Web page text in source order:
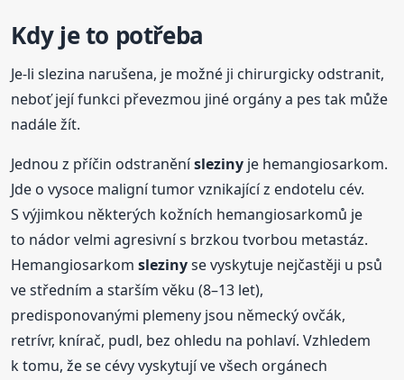
Kdy je to potřeba
Je-li slezina narušena, je možné ji chirurgicky odstranit,
neboť její funkci převezmou jiné orgány a pes tak může
nadále žít.
Jednou z příčin odstraněnísleziny je hemangiosarkom.
Jde o vysoce maligní tumor vznikající z endotelu cév.
S výjimkou některých kožních hemangiosarkomů je
to nádor velmi agresivní s brzkou tvorbou metastáz.
Hemangiosarkomslezinyse vyskytuje nejčastěji u psů
ve středním a starším věku (8–13 let),
predisponovanými plemeny jsou německý ovčák,
retrívr, knírač, pudl, bez ohledu na pohlaví. Vzhledem
k tomu, že se cévy vyskytují ve všech orgánech